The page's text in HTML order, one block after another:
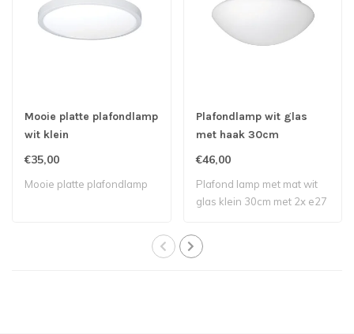
Mooie platte plafondlamp
wit klein
€35,00
Mooie platte plafondlamp
Plafondlamp wit glas
met haak 30cm
€46,00
Plafond lamp met mat wit
glas klein 30cm met 2x e27